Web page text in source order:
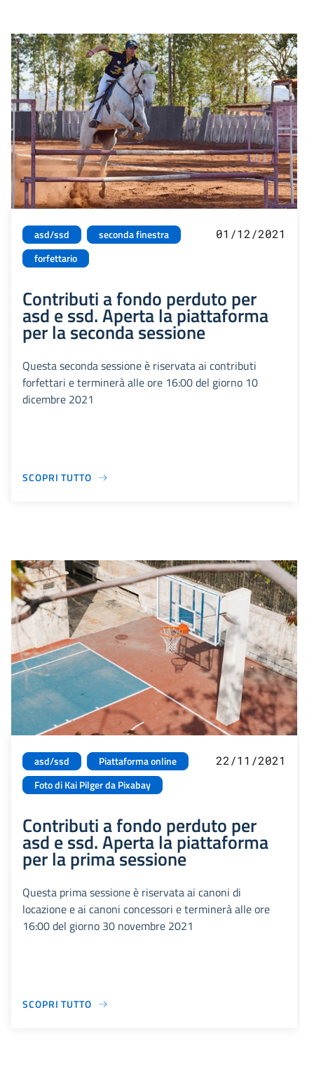
asd/ssd
seconda finestra
forfettario
01/12/2021
Contributi a fondo perduto per
asd e ssd. Aperta la piattaforma
per la seconda sessione
Questa seconda sessione è riservata ai contributi
forfettari e terminerà alle ore 16:00 del giorno 10
dicembre 2021
SCOPRI TUTTO
asd/ssd
Piattaforma online
Foto di Kai Pilger da Pixabay
22/11/2021
Contributi a fondo perduto per
asd e ssd. Aperta la piattaforma
per la prima sessione
Questa prima sessione è riservata ai canoni di
locazione e ai canoni concessori e terminerà alle ore
16:00 del giorno 30 novembre 2021
SCOPRI TUTTO